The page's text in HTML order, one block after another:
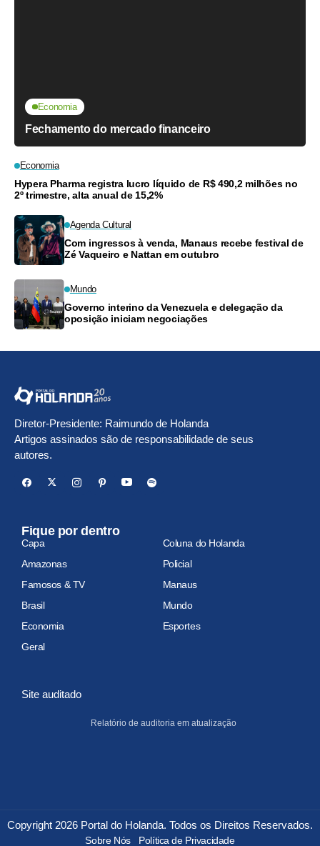
Economia
Fechamento do mercado financeiro
Economia
Hypera Pharma registra lucro líquido de R$ 490,2 milhões no
2º trimestre, alta anual de 15,2%
Agenda Cultural
Com ingressos à venda, Manaus recebe festival de
Zé Vaqueiro e Nattan em outubro
Mundo
Governo interino da Venezuela e delegação da
oposição iniciam negociações
Diretor-Presidente: Raimundo de Holanda
Artigos assinados são de responsabilidade de seus
autores.
Fique por dentro
Capa
Coluna do Holanda
Amazonas
Policial
Famosos & TV
Manaus
Brasil
Mundo
Economia
Esportes
Geral
Site auditado
Relatório de auditoria em atualização
Copyright 2026 Portal do Holanda. Todos os Direitos Reservados.
Sobre Nós Política de Privacidade